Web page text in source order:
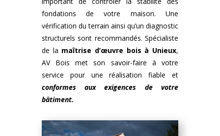
fondations de votre maison. Une
vérification du terrain ainsi qu’un diagnostic
structurels sont recommandés. Spécialiste
de la maîtrise d’œuvre bois à Unieux,
AV Bois met son savoir-faire à votre
service pour une réalisation fiable et
conformes aux exigences de votre
bâtiment.